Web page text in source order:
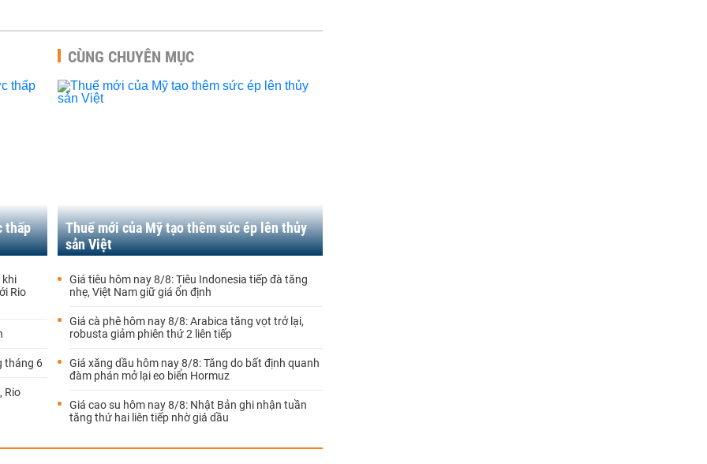
thấp
khi
Rio
tháng 6
Rio
CÙNG CHUYÊN MỤC
Thuế mới của Mỹ tạo thêm sức ép lên thủy
sản Việt
Giá tiêu hôm nay 8/8: Tiêu Indonesia tiếp đà tăng
nhẹ, Việt Nam giữ giá ổn định
Giá cà phê hôm nay 8/8: Arabica tăng vọt trở lại,
robusta giảm phiên thứ 2 liên tiếp
Giá xăng dầu hôm nay 8/8: Tăng do bất định quanh
đàm phán mở lại eo biển Hormuz
Giá cao su hôm nay 8/8: Nhật Bản ghi nhận tuần
tăng thứ hai liên tiếp nhờ giá dầu